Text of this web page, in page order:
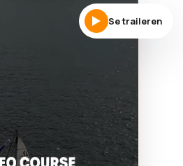
Se traileren